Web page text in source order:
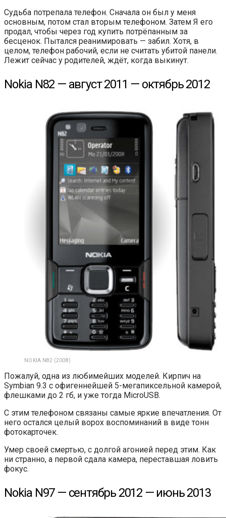
Судьба потрепала телефон. Сначала он был у меня
основным, потом стал вторым телефоном. Затем Я его
продал, чтобы через год купить потрёпанным за
бесценок. Пытался реанимировать — забил. Хотя, в
целом, телефон рабочий, если не считать убитой панели.
Лежит сейчас у родителей, ждёт, когда выкинут.
Nokia N82 — август 2011 — октябрь 2012
NOKIA N82 (2008)
Пожалуй, одна из любимейших моделей. Кирпич на
Symbian 9.3 с офигеннейшей 5-мегапиксельной камерой,
флешками до 2 гб, и уже тогда MicroUSB.
С этим телефоном связаны самые яркие впечатления. От
него остался целый ворох воспоминаний в виде тонн
фотокарточек.
Умер своей смертью, с долгой агонией перед этим. Как
ни странно, а первой сдала камера, переставшая ловить
фокус.
Nokia N97 — сентябрь 2012 — июнь 2013